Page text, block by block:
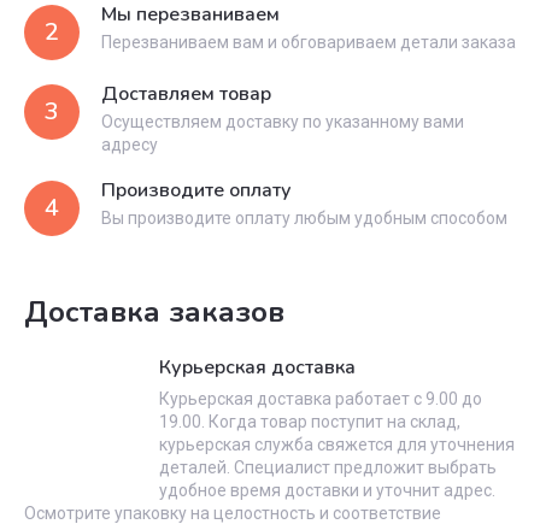
2
Мы перезваниваем
Перезваниваем вам и обговариваем детали заказа
3
Доставляем товар
Осуществляем доставку по указанному вами
адресу
4
Производите оплату
Вы производите оплату любым удобным способом
Доставка заказов
Курьерская доставка
Курьерская доставка работает с 9.00 до
19.00. Когда товар поступит на склад,
курьерская служба свяжется для уточнения
деталей. Специалист предложит выбрать
удобное время доставки и уточнит адрес.
Осмотрите упаковку на целостность и соответствие